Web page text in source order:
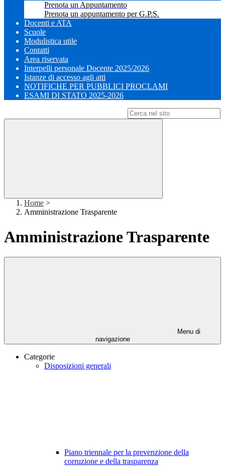
Prenota un Appuntamento
Prenota un appuntamento per G.P.S.
Docenti e ATA
Scuole
Modulistica utile
Contatti
Area riservata
Interpelli personale Docente 2025/2026
Istanze di accesso agli atti
NOTIFICHE PER PUBBLICI PROCLAMI
ESAMI DI STATO 2025-2026
Home >
Amministrazione Trasparente
Amministrazione Trasparente
Menu di
navigazione
Categorie
Disposizioni generali
Piano triennale per la prevenzione della
corruzione e della trasparenza